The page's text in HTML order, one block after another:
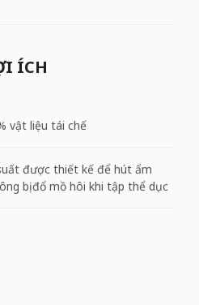
ÍCH
vật liệu tái chế
được thiết kế để hút ẩm
bị đổ mồ hôi khi tập thể dục